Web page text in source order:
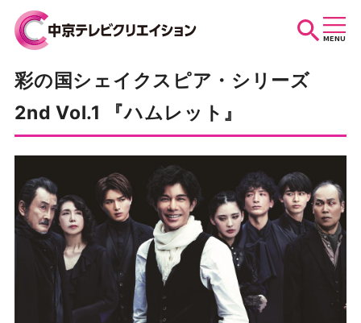
MENU
お知らせ
スケジュール
イベントを探す
団体・法人の方へ
彩の国シェイクスピア・シリーズ
2nd Vol.1 『ハムレット』